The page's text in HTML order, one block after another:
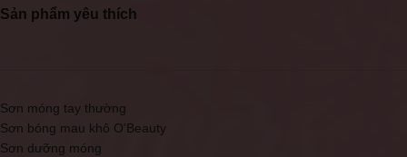
Sản phẩm yêu thích
Sơn móng tay thường
Sơn bóng mau khô O'Beauty
Sơn dưỡng móng